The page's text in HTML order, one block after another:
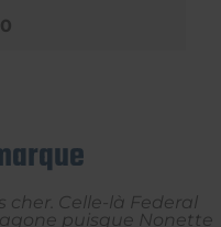
cher. Celle-là Federal
puisque Nonette